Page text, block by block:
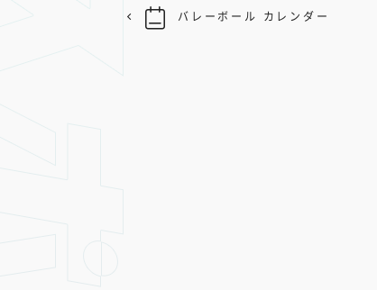
バレーボール カレンダー